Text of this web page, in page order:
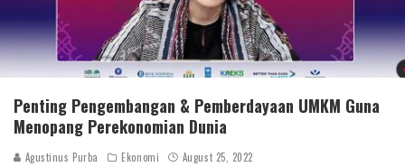
Penting Pengembangan & Pemberdayaan UMKM Guna
Menopang Perekonomian Dunia
Agustinus Purba Ekonomi August 25, 2022